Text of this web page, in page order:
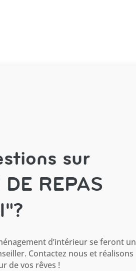
sur
REPAS
d’intérieur se feront un
Contactez nous et réalisons
de vos rêves !